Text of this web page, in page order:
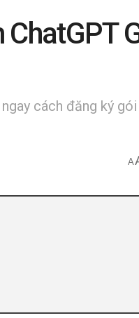
cách đăng ký
A